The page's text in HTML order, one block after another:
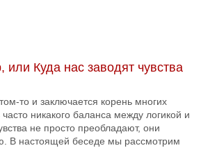
Куда нас заводят чувства
то и заключается корень многих
никакого баланса между логикой и
не просто преобладают, они
В настоящей беседе мы рассмотрим